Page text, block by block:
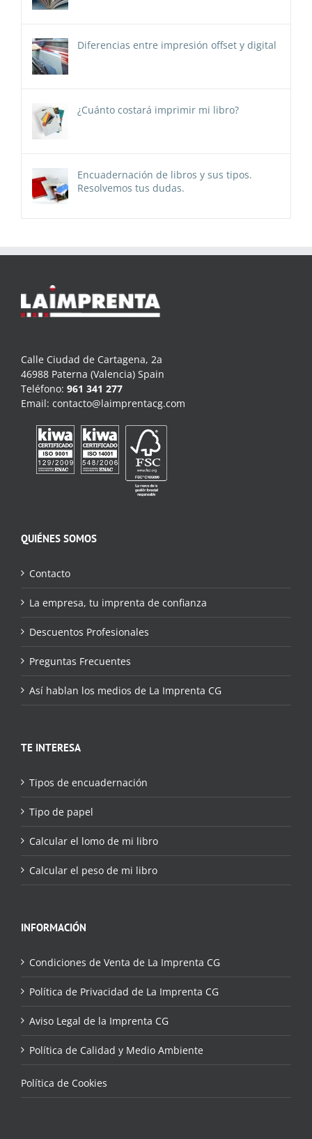
Diferencias entre impresión offset y digital
¿Cuánto costará imprimir mi libro?
Encuadernación de libros y sus tipos.
Resolvemos tus dudas.
Calle Ciudad de Cartagena, 2a
46988 Paterna (Valencia) Spain
Teléfono: 961 341 277
Email: contacto@laimprentacg.com
QUIÉNES SOMOS
Contacto
La empresa, tu imprenta de confianza
Descuentos Profesionales
Preguntas Frecuentes
Así hablan los medios de La Imprenta CG
TE INTERESA
Tipos de encuadernación
Tipo de papel
Calcular el lomo de mi libro
Calcular el peso de mi libro
INFORMACIÓN
Condiciones de Venta de La Imprenta CG
Política de Privacidad de La Imprenta CG
Aviso Legal de la Imprenta CG
Política de Calidad y Medio Ambiente
Política de Cookies